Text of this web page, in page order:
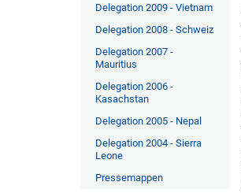
Delegation 2009 - Vietnam
Delegation 2008 - Schweiz
Delegation 2007 -
Mauritius
Delegation 2006 -
Kasachstan
Delegation 2005 - Nepal
Delegation 2004 - Sierra
Leone
Pressemappen